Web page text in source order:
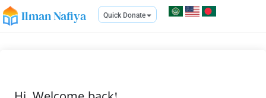
Ilman Nafiya Quick Donate